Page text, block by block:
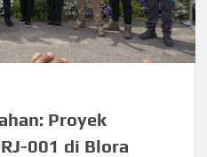
Proyek
001 di Blora